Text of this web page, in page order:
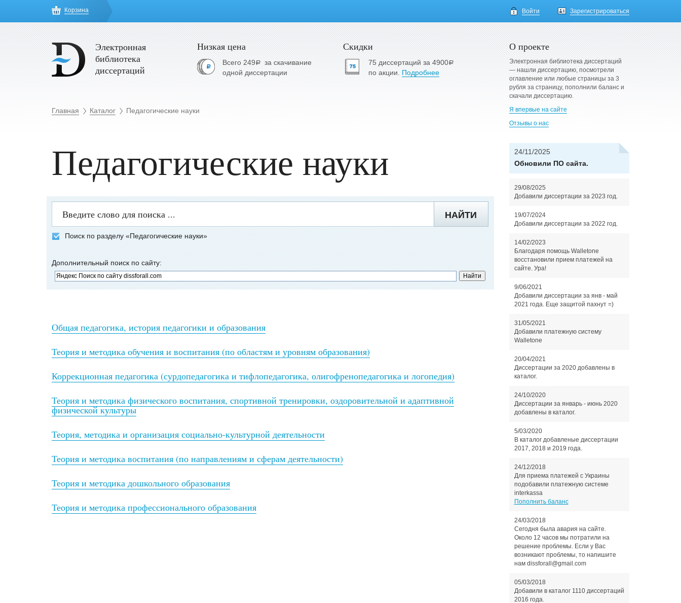
Корзина Войти Зарегистрироваться
Электронная
библиотека
диссертаций
Низкая цена
Всего 249aза скачивание
одной диссертации
Скидки
75 диссертаций за 4900a
по акции. Подробнее
Главная Каталог Педагогические науки
Педагогические науки
НАЙТИ
Поиск по разделу «Педагогические науки»
Дополнительный поиск по сайту:
Общая педагогика, история педагогики и образования
Теория и методика обучения и воспитания (по областям и уровням образования)
Коррекционная педагогика (сурдопедагогика и тифлопедагогика, олигофренопедагогика и логопедия)
Теория и методика физического воспитания, спортивной тренировки, оздоровительной и адаптивной
физической культуры
Теория, методика и организация социально-культурной деятельности
Теория и методика воспитания (по направлениям и сферам деятельности)
Теория и методика дошкольного образования
Теория и методика профессионального образования
О проекте
Электронная библиотека диссертаций
— нашли диссертацию, посмотрели
оглавление или любые страницы за 3
рубля за страницу, пополнили баланс и
скачали диссертацию.
Я впервые на сайте
Отзывы о нас
24/11/2025
Обновили ПО сайта.
29/08/2025
Добавили диссертации за 2023 год.
19/07/2024
Добавили диссертации за 2022 год.
14/02/2023
Благодаря помощь Walletone
восстановили прием платежей на
сайте. Ура!
9/06/2021
Добавили диссертации за янв - май
2021 года. Еще защитой пахнут =)
31/05/2021
Добавили платежную систему
Walletone
20/04/2021
Диссертации за 2020 добавлены в
каталог.
24/10/2020
Диссертации за январь - июнь 2020
добавлены в каталог.
5/03/2020
В каталог добавленые диссертации
2017, 2018 и 2019 года.
24/12/2018
Для приема платежей с Украины
подобавили платежную системе
interkassa
Пополнить баланс
24/03/2018
Сегодня была авария на сайте.
Около 12 часов мы потратили на
решение проблемы. Если у Вас
возникают проблемы, то напишите
нам dissforall@gmail.com
05/03/2018
Добавили в каталог 1110 диссертаций
2016 года.